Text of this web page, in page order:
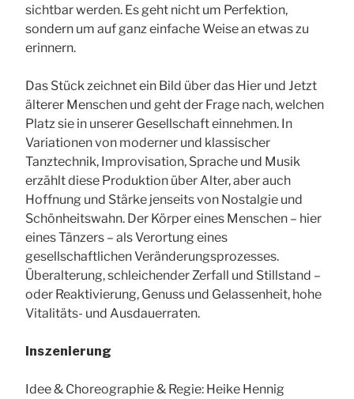
sichtbar werden. Es geht nicht um Perfektion,
sondern um auf ganz einfache Weise an etwas zu
erinnern.
Das Stück zeichnet ein Bild über das Hier und Jetzt
älterer Menschen und geht der Frage nach, welchen
Platz sie in unserer Gesellschaft einnehmen. In
Variationen von moderner und klassischer
Tanztechnik, Improvisation, Sprache und Musik
erzählt diese Produktion über Alter, aber auch
Hoffnung und Stärke jenseits von Nostalgie und
Schönheitswahn. Der Körper eines Menschen – hier
eines Tänzers – als Verortung eines
gesellschaftlichen Veränderungsprozesses.
Überalterung, schleichender Zerfall und Stillstand –
oder Reaktivierung, Genuss und Gelassenheit, hohe
Vitalitäts- und Ausdauerraten.
Inszenierung
Idee & Choreographie & Regie: Heike Hennig